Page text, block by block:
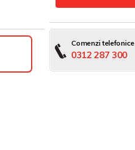
Comenzi telefonice
0312 287 300